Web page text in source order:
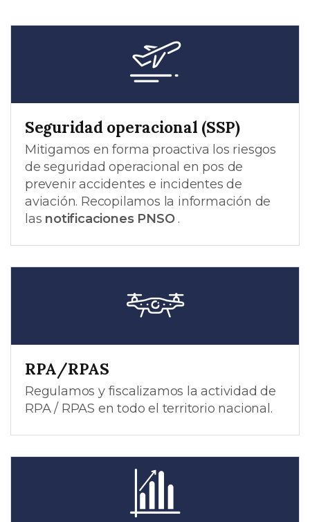
Seguridad operacional (SSP)
Mitigamos en forma proactiva los riesgos
de seguridad operacional en pos de
prevenir accidentes e incidentes de
aviación. Recopilamos la información de
las notificaciones PNSO.
RPA/RPAS
Regulamos y fiscalizamos la actividad de
RPA / RPAS en todo el territorio nacional.